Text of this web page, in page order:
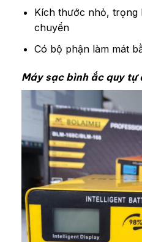
Kích thước nhỏ, trọng
chuyển
Có bộ phận làm mát
Máy sạc bình ắc quy